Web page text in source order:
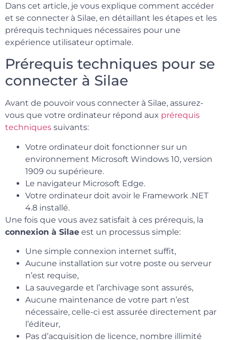
Dans cet article, je vous explique comment accéder
et se connecter à Silae, en détaillant les étapes et les
prérequis techniques nécessaires pour une
expérience utilisateur optimale.
Prérequis techniques pour se
connecter à Silae
Avant de pouvoir vous connecter à Silae, assurez-
vous que votre ordinateur répond aux prérequis
techniques suivants:
Votre ordinateur doit fonctionner sur un
environnement Microsoft Windows 10, version
1909 ou supérieure.
Le navigateur Microsoft Edge.
Votre ordinateur doit avoir le Framework .NET
4.8 installé.
Une fois que vous avez satisfait à ces prérequis, la
connexion à Silae est un processus simple:
Une simple connexion internet suffit,
Aucune installation sur votre poste ou serveur
n’est requise,
La sauvegarde et l’archivage sont assurés,
Aucune maintenance de votre part n’est
nécessaire, celle-ci est assurée directement par
l’éditeur,
Pas d’acquisition de licence, nombre illimité